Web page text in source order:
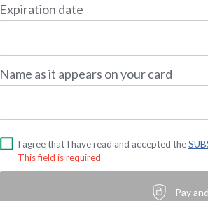
Expiration date
Name as it appears on your card
I agree that I have read and accepted the
This field is required
Pay